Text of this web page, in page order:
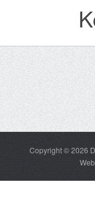
Copyright © 2026